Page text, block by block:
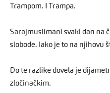
Trampom. I Trampa.
Sarajmuslimani svaki dan na
slobode. Iako je to na njihovu
Do te razlike dovela je
zločinačkim.